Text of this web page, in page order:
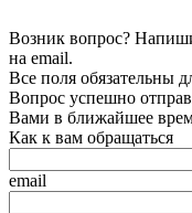
Возник вопрос?
на email.
Все поля обязательны
Вопрос успешно
Вами в ближайшее
Как к вам обращаться
email